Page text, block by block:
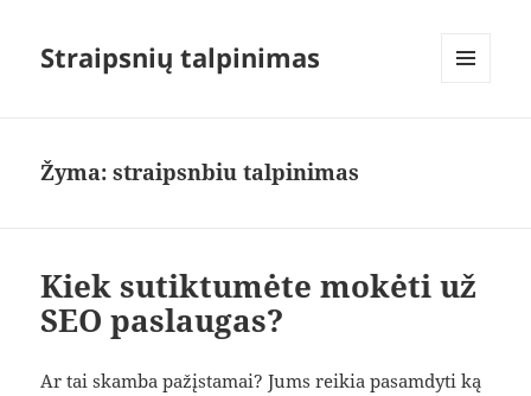
Straipsnių talpinimas
Žyma:straipsnbiu talpinimas
Kiek sutiktumėte mokėti už
SEO paslaugas?
Ar tai skamba pažįstamai? Jums reikia pasamdyti ką